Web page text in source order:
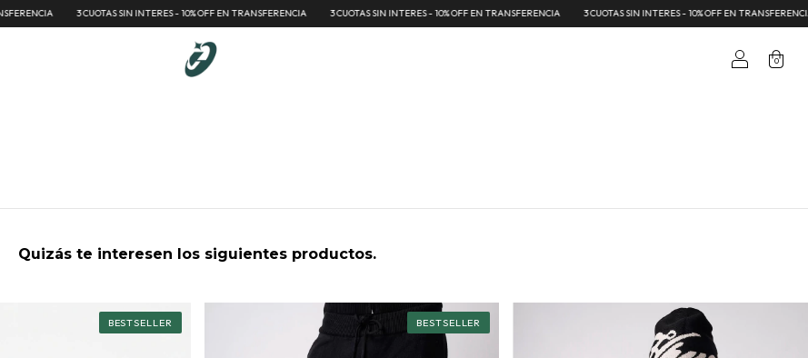
3 CUOTAS SIN INTERES - 10% OFF EN TRANSFERENCIA 3 CUOTAS SIN INTERES - 10% OFF EN TRANSFERENCIA 3 CUOTAS SIN INTERES - 10% OFF EN TRANSFERENCIA
0
Quizás te interesen los siguientes productos.